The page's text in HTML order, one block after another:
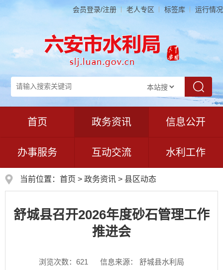
会员登录/注册 老人专区 标签库 运行情况
首页 政务资讯 信息公开
办事服务 互动交流 水利工作
当前位置： 首页 > 政务资讯 > 县区动态
舒城县召开2026年度砂石管理工作
推进会
浏览次数： 621
信息来源： 舒城县水利局